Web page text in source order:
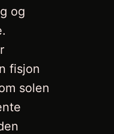
og
fisjon
solen